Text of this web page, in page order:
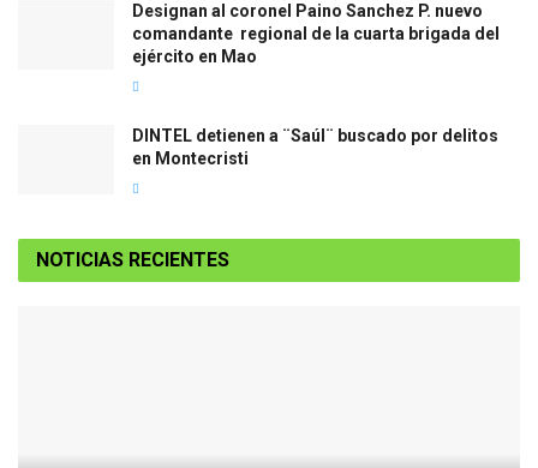
Designan al coronel Paino Sanchez P. nuevo
comandante regional de la cuarta brigada del
ejército en Mao
DINTEL detienen a ¨Saúl¨ buscado por delitos
en Montecristi
NOTICIAS RECIENTES